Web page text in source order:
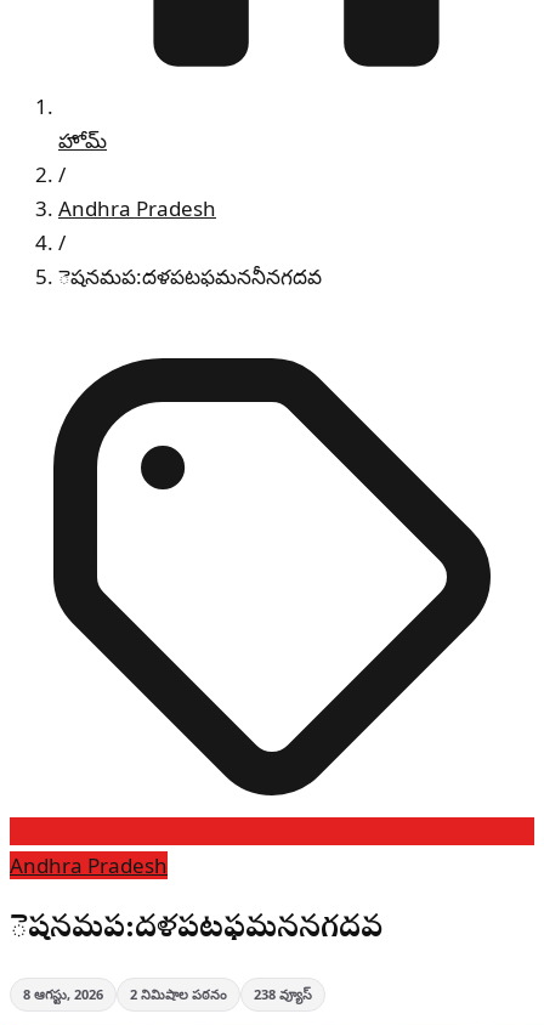
హోమ్
/
Andhra Pradesh
/
ెషనమప:దళపటఫమననీనగదవ
Andhra Pradesh
ెషనమప:దళపటఫమననీనగదవ
8 ఆగస్టు, 2026 2 నిమిషాల పఠనం 238 వ్యూస్